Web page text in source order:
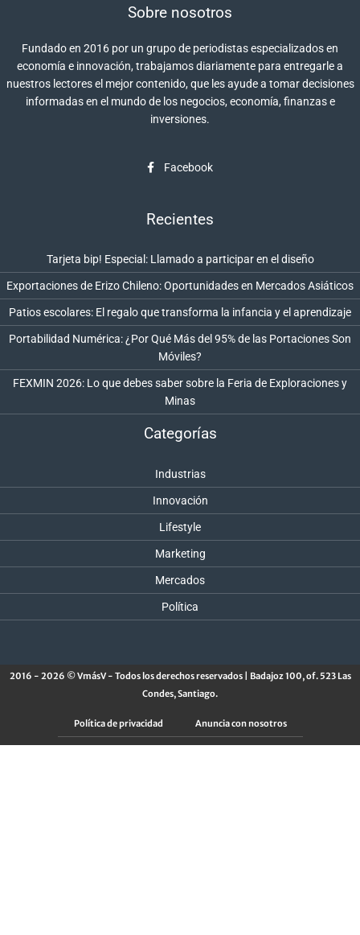
Sobre nosotros
Fundado en 2016 por un grupo de periodistas especializados en
economía e innovación, trabajamos diariamente para entregarle a
nuestros lectores el mejor contenido, que les ayude a tomar decisiones
informadas en el mundo de los negocios, economía, finanzas e
inversiones.
Facebook
Recientes
Tarjeta bip! Especial: Llamado a participar en el diseño
Exportaciones de Erizo Chileno: Oportunidades en Mercados Asiáticos
Patios escolares: El regalo que transforma la infancia y el aprendizaje
Portabilidad Numérica: ¿Por Qué Más del 95% de las Portaciones Son
Móviles?
FEXMIN 2026: Lo que debes saber sobre la Feria de Exploraciones y
Minas
Categorías
Industrias
Innovación
Lifestyle
Marketing
Mercados
Política
2016 - 2026 © VmásV - Todos los derechos reservados | Badajoz 100, of. 523 Las
Condes, Santiago.
Política de privacidad Anuncia con nosotros